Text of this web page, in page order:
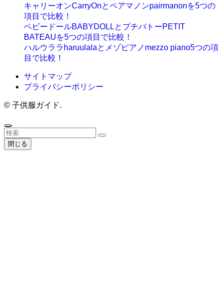
キャリーオンCarryOnとペアマノンpairmanonを5つの
項目で比較！
ベビードールBABYDOLLとプチバトーPETIT
BATEAUを5つの項目で比較！
ハルウララharuulalaとメゾピアノmezzo piano5つの項
目で比較！
サイトマップ
プライバシーポリシー
© 子供服ガイド.
閉じる